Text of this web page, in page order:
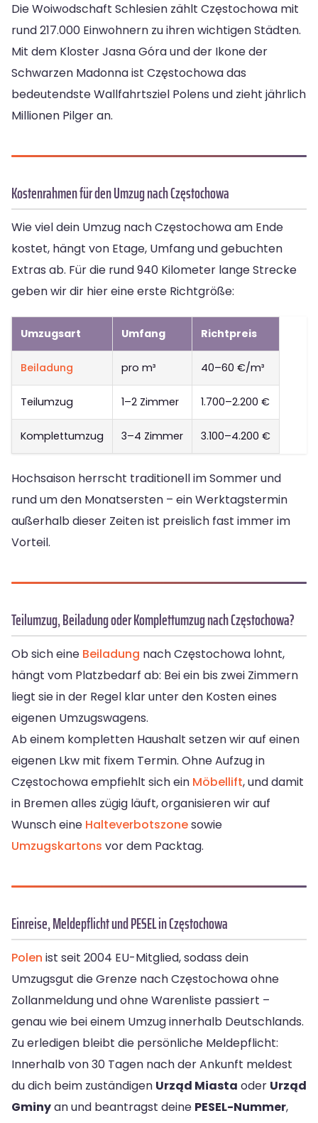
Die Woiwodschaft Schlesien zählt Częstochowa mit
rund 217.000 Einwohnern zu ihren wichtigen Städten.
Mit dem Kloster Jasna Góra und der Ikone der
Schwarzen Madonna ist Częstochowa das
bedeutendste Wallfahrtsziel Polens und zieht jährlich
Millionen Pilger an.
Kostenrahmen für den Umzug nach Częstochowa
Wie viel dein Umzug nach Częstochowa am Ende
kostet, hängt von Etage, Umfang und gebuchten
Extras ab. Für die rund 940 Kilometer lange Strecke
geben wir dir hier eine erste Richtgröße:
Umzugsart Umfang Richtpreis
Beiladung pro m³ 40–60 €/m³
Teilumzug 1–2 Zimmer 1.700–2.200 €
Komplettumzug 3–4 Zimmer 3.100–4.200 €
Hochsaison herrscht traditionell im Sommer und
rund um den Monatsersten – ein Werktagstermin
außerhalb dieser Zeiten ist preislich fast immer im
Vorteil.
Teilumzug, Beiladung oder Komplettumzug nach Częstochowa?
Ob sich eine Beiladung nach Częstochowa lohnt,
hängt vom Platzbedarf ab: Bei ein bis zwei Zimmern
liegt sie in der Regel klar unter den Kosten eines
eigenen Umzugswagens.
Ab einem kompletten Haushalt setzen wir auf einen
eigenen Lkw mit fixem Termin. Ohne Aufzug in
Częstochowa empfiehlt sich ein Möbellift, und damit
in Bremen alles zügig läuft, organisieren wir auf
Wunsch eine Halteverbotszonesowie
Umzugskartons vor dem Packtag.
Einreise, Meldepflicht und PESEL in Częstochowa
Polen ist seit 2004 EU-Mitglied, sodass dein
Umzugsgut die Grenze nach Częstochowa ohne
Zollanmeldung und ohne Warenliste passiert –
genau wie bei einem Umzug innerhalb Deutschlands.
Zu erledigen bleibt die persönliche Meldepflicht:
Innerhalb von 30 Tagen nach der Ankunft meldest
du dich beim zuständigen Urząd Miasta oder Urząd
Gminyan und beantragst deine PESEL-Nummer,